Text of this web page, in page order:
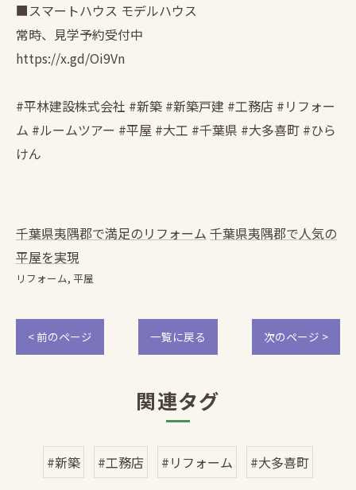
■スマートハウス モデルハウス
常時、見学予約受付中
https://x.gd/Oi9Vn
#平林建設株式会社 #新築 #新築戸建 #工務店 #リフォー
ム #ルームツアー #平屋 #大工 #千葉県 #大多喜町 #ひら
けん
千葉県夷隅郡で満足のリフォーム 千葉県夷隅郡で人気の
平屋を実現
リフォーム 平屋
< 前のページ 一覧に戻る 次のページ >
関連タグ
#新築 #工務店 #リフォーム #大多喜町